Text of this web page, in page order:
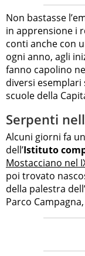
Non bastasse
in apprensione i
conti anche con
ogni anno, agli
fanno capolino
diversi esemplari
scuole della
Serpenti
Alcuni giorni fa un
dell’Istituto
Mostacciano nel
poi trovato
della palestra dell’
Parco